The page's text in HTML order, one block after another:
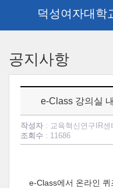
덕성여자대학
공지사항
e-Class 강의실
작성자 : 교육혁신연구IR센
조회수 : 11686
e-Class에서 온라인 퀴